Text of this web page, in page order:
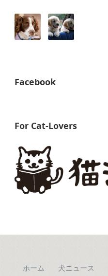
Facebook
For Cat-Lovers
ホーム 犬ニュース